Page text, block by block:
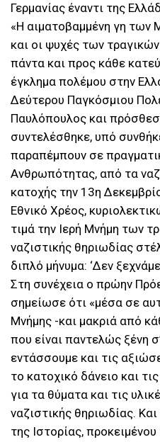
Γερμανίας έναντι της
«Η αιματοβαμμένη γη
και οι ψυχές των
πάντα και προς κάθε
έγκλημα πολέμου στην
Δεύτερου Παγκόσμιου
Παυλόπουλος και
συντελέσθηκε, υπό
παραπέμπουν σε
Ανθρωπότητας, από τα
κατοχής την 13η
Εθνικό Χρέος,
τιμά την Ιερή Μνήμη των
ναζιστικής θηριωδίας
διπλό μήνυμα: ‘Δεν
Στη συνέχεια ο πρώην
σημείωσε ότι «μέσα σε
Μνήμης -και μακριά από
που είναι παντελώς ξένη
εντάσσουμε και τις
το κατοχικό δάνειο και
για τα θύματα και τις
ναζιστικής θηριωδίας.
της Ιστορίας,